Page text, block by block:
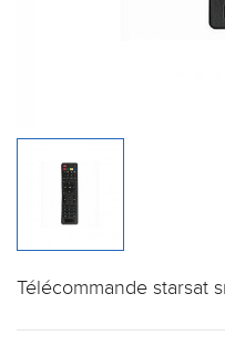
Télécommande starsat